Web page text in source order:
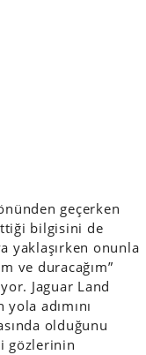
geçerken
bilgisini de
yaklaşırken onunla
ve duracağım”
Jaguar Land
adımını
olduğunu
gözlerinin